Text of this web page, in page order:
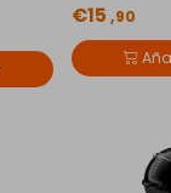
€15 ,90